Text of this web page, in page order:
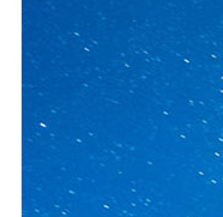
عن فتوى